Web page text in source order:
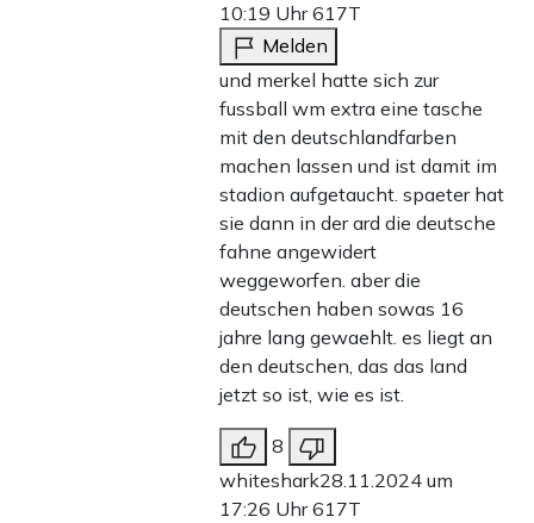
10:19 Uhr617T
Melden
und merkel hatte sich zur
fussball wm extra eine tasche
mit den deutschlandfarben
machen lassen und ist damit im
stadion aufgetaucht. spaeter hat
sie dann in der ard die deutsche
fahne angewidert
weggeworfen. aber die
deutschen haben sowas 16
jahre lang gewaehlt. es liegt an
den deutschen, das das land
jetzt so ist, wie es ist.
8
whiteshark28.11.2024 um
17:26 Uhr617T